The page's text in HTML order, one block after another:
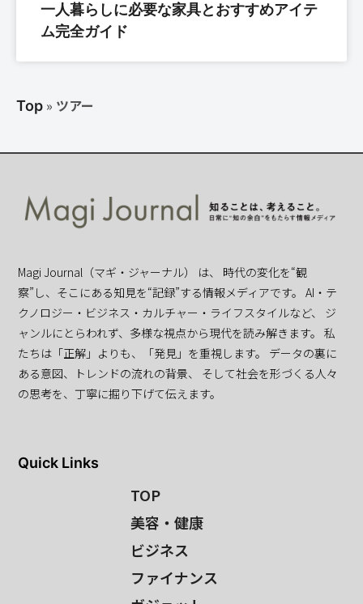
一人暮らしに必要な家具とおすすめアイテ
ム完全ガイド
Top » ツアー
Magi Journal（マギ・ジャーナル） は、 時代の変化を“観
察”し、そこにある知見を“記録”する情報メディアです。 AI・テ
クノロジー・ビジネス・カルチャー・ライフスタイルなど、 ジ
ャンルにとらわれず、多様な視点から現代を読み解きます。 私
たちは「正解」よりも、「発見」を重視します。 データの裏に
ある意図、トレンドの流れの背景、 そして社会を形づくる人々
の思考を、丁寧に掘り下げて伝えます。
Quick Links
TOP
美容・健康
ビジネス
ファイナンス